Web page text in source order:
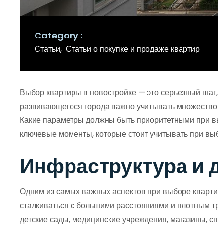
Category
Статьи Статьи о покупке и продаже квартир
Выбор квартиры в новостройке — это серьезный
развивающегося города важно учитывать
Какие параметры должны быть приоритетными при
ключевые моменты, которые стоит учитывать при
Инфраструктура и
Одним из самых важных аспектов при выборе
сталкиваться с большими расстояниями и плотным
детские сады, медицинские учреждения, магазины,